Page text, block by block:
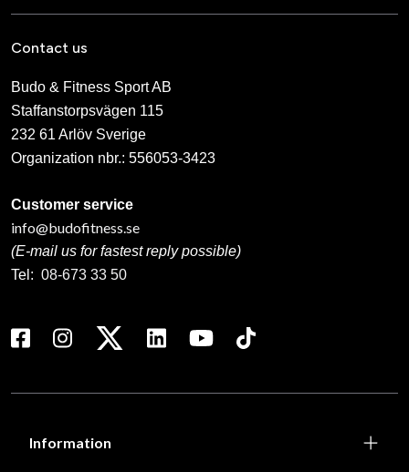
Contact us
Budo & Fitness Sport AB
Staffanstorpsvägen 115
232 61 Arlöv Sverige
Organization nbr.: 556053-3423
Customer service
info@budofitness.se
(E-mail us for fastest reply possible)
Tel: 08-673 33 50
Information